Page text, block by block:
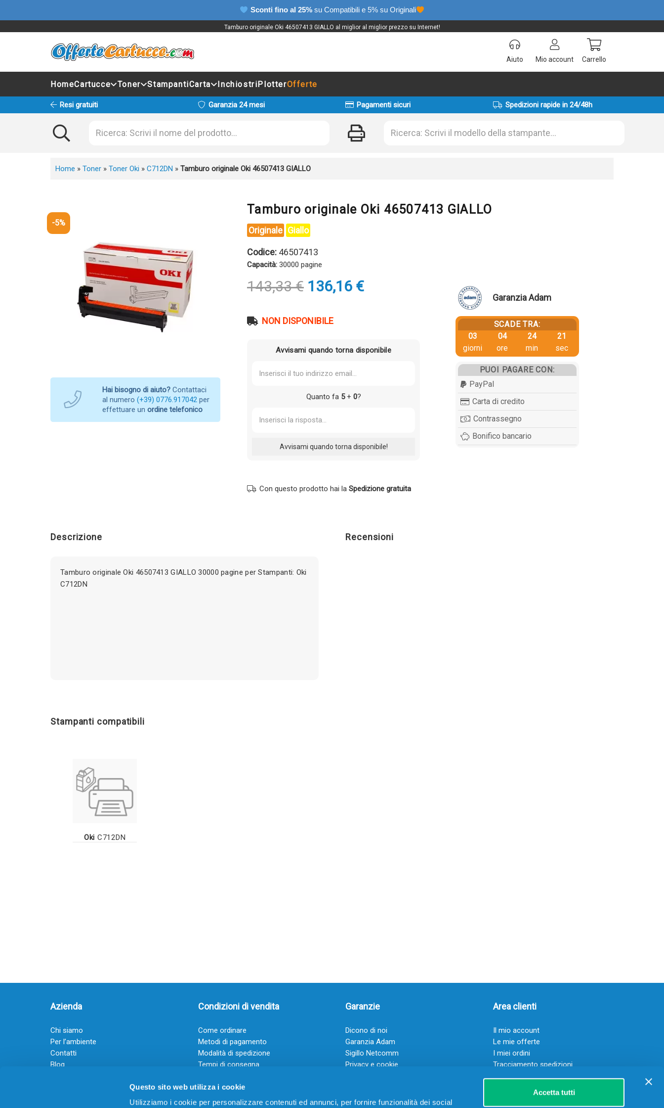
Questo sito web utilizza i cookie
Utilizziamo i cookie per personalizzare contenuti ed annunci, per fornire funzionalità dei social
Accetta tutti
Sconti fino al 25% su Compatibili e 5% su Originali
Tamburo originale Oki 46507413 GIALLO al miglior al miglior prezzo su Internet!
Aiuto Mio account Carrello
HomeCartucce Toner StampantiCarta InchiostriPlotterOfferte
Resi gratuiti Garanzia 24 mesi Pagamenti sicuri Spedizioni rapide in 24/48h
Home » Toner » Toner Oki » C712DN » Tamburo originale Oki 46507413 GIALLO
-5%
Hai bisogno di aiuto? Contattaci
al numero (+39) 0776.917042 per
effettuare un ordine telefonico
Tamburo originale Oki 46507413 GIALLO
Originale Giallo
Codice: 46507413
Capacità: 30000 pagine
143,33€ Il
prezzo
era:
136,16 €Il
NON DISPONIBILE
Avvisami quando torna disponibile
Quanto fa 5+ 0?
Con questo prodotto hai la Spedizione gratuita
Garanzia Adam
SCADE TRA:
03
giorni
04
ore
24
min
20
sec
PUOI PAGARE CON:
PayPal
Carta di credito
Contrassegno
Bonifico bancario
Descrizione
Tamburo originale Oki 46507413 GIALLO 30000 pagine per Stampanti: Oki
C712DN
Recensioni
Stampanti compatibili
Oki C712DN
Azienda
Chi siamo
Per l’ambiente
Contatti
Blog
Guadagna con il Dropship
Condizioni di vendita
Come ordinare
Metodi di pagamento
Modalità di spedizione
Tempi di consegna
Garanzie
Dicono di noi
Garanzia Adam
Sigillo Netcomm
Privacy e cookie
Area clienti
Il mio account
Le mie offerte
I miei ordini
Tracciamento spedizioni
Resi
Servizio clienti